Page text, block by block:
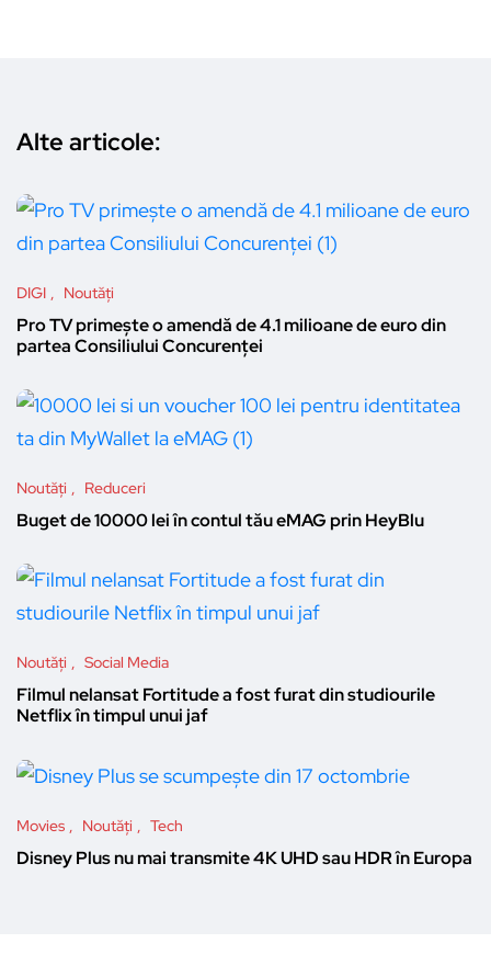
Alte articole:
DIGI Noutăți
Pro TV primește o amendă de 4.1 milioane de euro din
partea Consiliului Concurenței
Noutăți Reduceri
Buget de 10000 lei în contul tău eMAG prin HeyBlu
Noutăți Social Media
Filmul nelansat Fortitude a fost furat din studiourile
Netflix în timpul unui jaf
Movies Noutăți Tech
Disney Plus nu mai transmite 4K UHD sau HDR în Europa